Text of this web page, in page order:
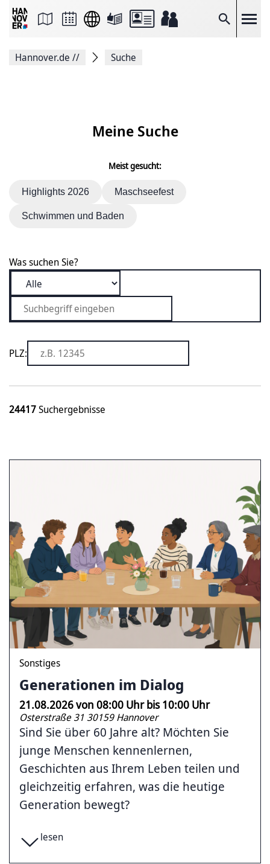
Suche
Seite
Facebook
Hannover.de // Suche
Meine Suche
Meist gesucht:
Highlights 2026 Maschseefest
Schwimmen und Baden
Was suchen Sie?
PLZ:
24417Suchergebnisse
Sonstiges
Generationen im Dialog
21.08.2026von 08:00 Uhr bis 10:00 Uhr
Osterstraße 31 30159 Hannover
Sind Sie über 60 Jahre alt? Möchten Sie
junge Menschen kennenlernen,
Geschichten aus Ihrem Leben teilen und
gleichzeitig erfahren, was die heutige
Generation bewegt?
lesen